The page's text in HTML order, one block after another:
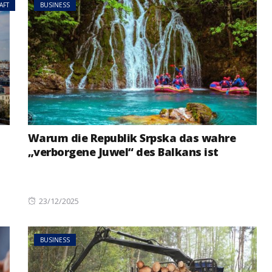
BUSINESS
Warum die Republik Srpska das wahre
„verborgene Juwel“ des Balkans ist
Posted
23/12/2025
BUSINESS
Vorjahr:
setzt
NEWS ÖSTERREICH
Studierende protestieren
österreichweit gegen
mögliche Budgetkürzungen